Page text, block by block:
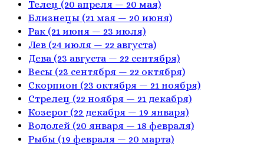
Телец (20 апреля — 20 мая)
Близнецы (21 мая — 20 июня)
Рак (21 июня — 23 июля)
Лев (24 июля — 22 августа)
Дева (23 августа — 22 сентября)
Весы (23 сентября — 22 октября)
Скорпион (23 октября — 21 ноября)
Стрелец (22 ноября — 21 декабря)
Козерог (22 декабря — 19 января)
Водолей (20 января — 18 февраля)
Рыбы (19 февраля — 20 марта)